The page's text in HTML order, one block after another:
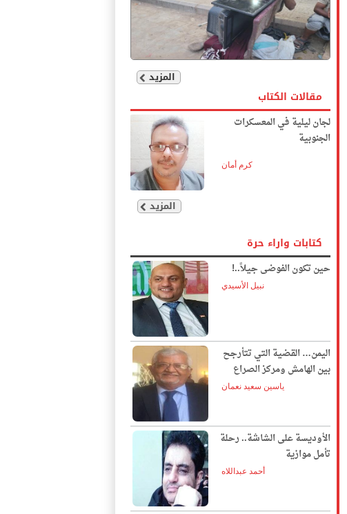
المزيد
مقالات الكتاب
لجان ليلية في المعسكرات
الجنوبية
كرم أمان
المزيد
كتابات واراء حرة
حين تكون الفوضى جيلاً..!
نبيل الأسيدي
اليمن… القضية التي تتأرجح
بين الهامش ومركز الصراع
ياسين سعيد نعمان
الأوديسة على الشاشة.. رحلة
تأمل موازية
أحمد عبداللاه